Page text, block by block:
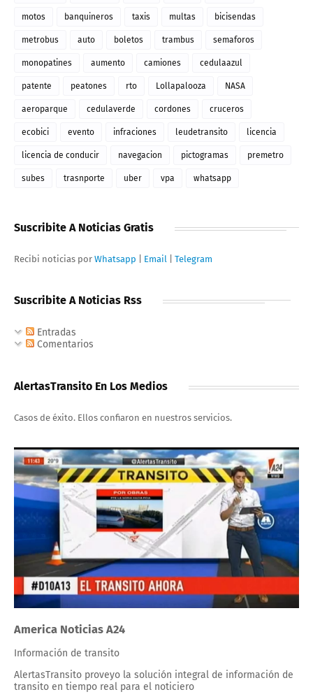
motos banquineros taxis multas bicisendas
metrobus auto boletos trambus semaforos
monopatines aumento camiones cedulaazul
patente peatones rto Lollapalooza NASA
aeroparque cedulaverde cordones cruceros
ecobici evento infraciones leudetransito licencia
licencia de conducir navegacion pictogramas premetro
subes trasnporte uber vpa whatsapp
Suscribite A Noticias Gratis
Recibi noticias por Whatsapp Email Telegram
Suscribite A Noticias Rss
Entradas
Comentarios
AlertasTransito En Los Medios
Casos de éxito. Ellos confiaron en nuestros servicios.
America Noticias A24
Información de transito
AlertasTransito proveyo la solución integral de información de
transito en tiempo real para el noticiero